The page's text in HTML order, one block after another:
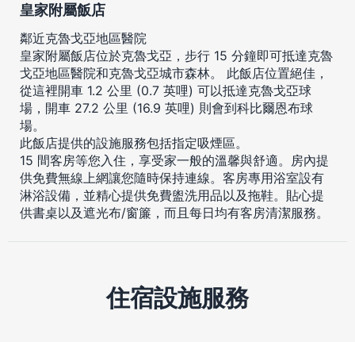
皇家附屬飯店
鄰近克魯戈亞地區醫院
皇家附屬飯店位於克魯戈亞，步行 15 分鐘即可抵達克魯
戈亞地區醫院和克魯戈亞城市森林。 此飯店位置絕佳，
從這裡開車 1.2 公里 (0.7 英哩) 可以抵達克魯戈亞球
場，開車 27.2 公里 (16.9 英哩) 則會到科比爾恩布球
場。
此飯店提供的設施服務包括指定吸煙區。
15 間客房等您入住，享受家一般的溫馨與舒適。房內提
供免費無線上網讓您隨時保持連線。客房專用浴室設有
淋浴設備，並精心提供免費盥洗用品以及拖鞋。貼心提
供書桌以及遮光布/窗簾，而且每日均有客房清潔服務。
住宿設施服務